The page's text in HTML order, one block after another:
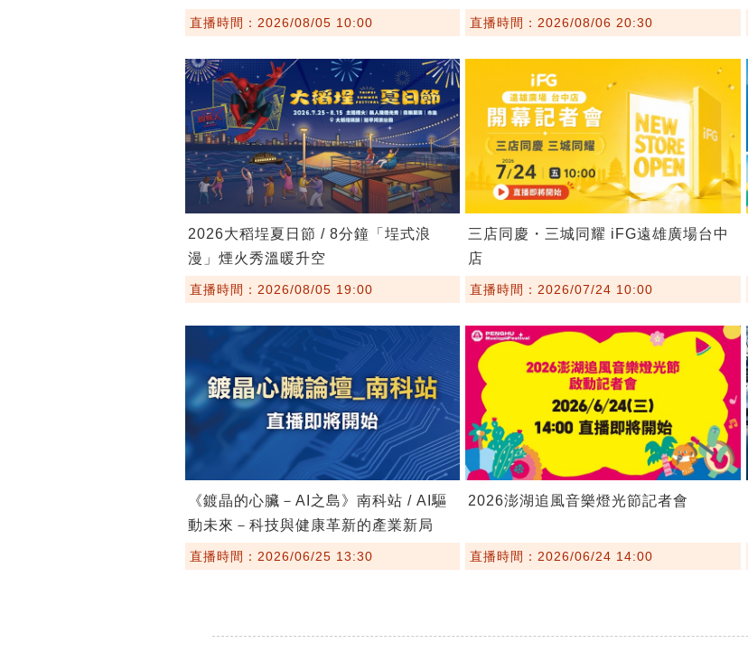
直播時間：2026/08/05 10:00 直播時間：2026/08/06 20:30
2026大稻埕夏日節 / 8分鐘「埕式浪
漫」煙火秀溫暖升空
直播時間：2026/08/05 19:00
三店同慶・三城同耀 iFG遠雄廣場台中
店
直播時間：2026/07/24 10:00
《鍍晶的心臟－AI之島》南科站 / AI驅
動未來－科技與健康革新的產業新局
直播時間：2026/06/25 13:30
2026澎湖追風音樂燈光節記者會
直播時間：2026/06/24 14:00